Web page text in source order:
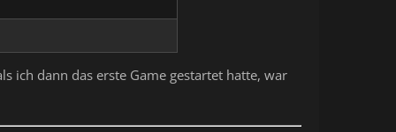
ich dann das erste Game gestartet hatte, war